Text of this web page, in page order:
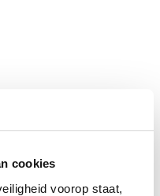
cookies
voorop staat,